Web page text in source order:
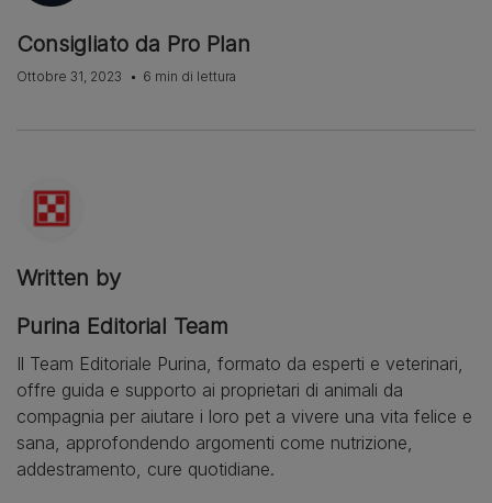
Consigliato da Pro Plan
Ottobre 31, 2023 6 min di lettura
Written by
Purina Editorial Team
Il Team Editoriale Purina, formato da esperti e veterinari,
offre guida e supporto ai proprietari di animali da
compagnia per aiutare i loro pet a vivere una vita felice e
sana, approfondendo argomenti come nutrizione,
addestramento, cure quotidiane.